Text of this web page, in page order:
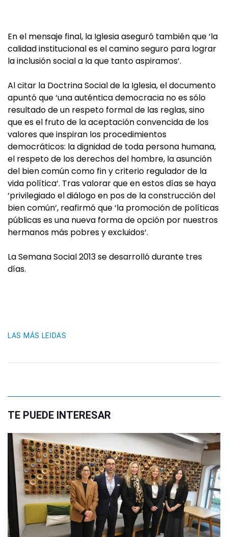
En el mensaje final, la Iglesia aseguró también que ‘la
calidad institucional es el camino seguro para lograr
la inclusión social a la que tanto aspiramos‘.
Al citar la Doctrina Social de la Iglesia, el documento
apuntó que ‘una auténtica democracia no es sólo
resultado de un respeto formal de las reglas, sino
que es el fruto de la aceptación convencida de los
valores que inspiran los procedimientos
democráticos: la dignidad de toda persona humana,
el respeto de los derechos del hombre, la asunción
del bien común como fin y criterio regulador de la
vida política‘. Tras valorar que en estos días se haya
‘privilegiado el diálogo en pos de la construcción del
bien común‘, reafirmó que ‘la promoción de políticas
públicas es una nueva forma de opción por nuestros
hermanos más pobres y excluidos‘.
La Semana Social 2013 se desarrolló durante tres
días.
LAS MÁS LEIDAS
TE PUEDE INTERESAR